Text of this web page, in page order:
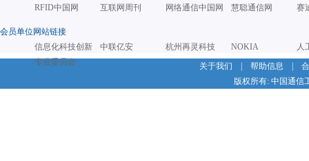
RFID中国网
互联网周刊 网络通信中国网 慧聪通信网 赛
会员单位网站链接
信息化科技创新
专业委员会
中联亿安 杭州再灵科技 NOKIA
人
关于我们
帮助信息
版权所有: 中国通信